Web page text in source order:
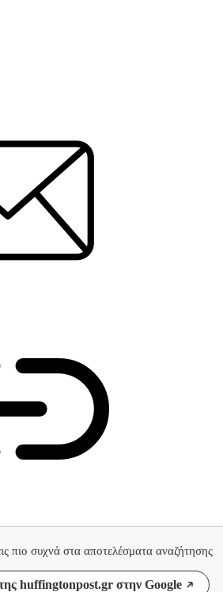
πιο συχνά στα αποτελέσματα αναζήτησης
huffingtonpost.gr στην Google